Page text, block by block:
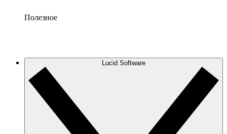
Полезное
Lucid Software